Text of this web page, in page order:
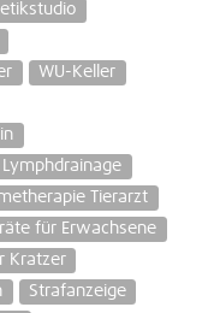
WU-Keller
Tierarzt
für Erwachsene
Kratzer
Strafanzeige